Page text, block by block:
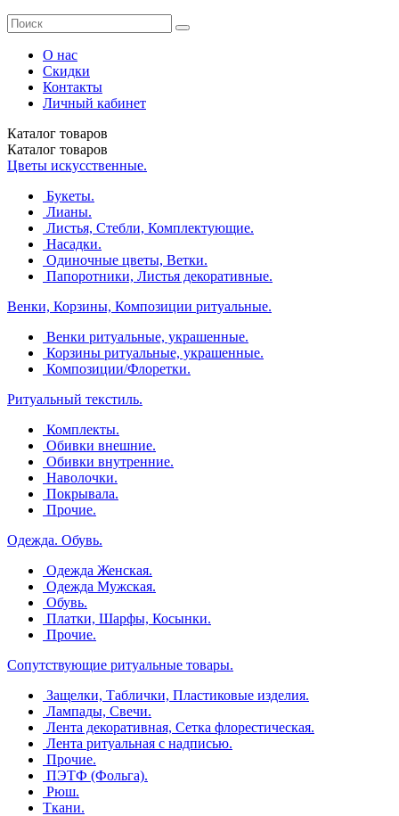
О нас
Скидки
Контакты
Личный кабинет
Каталог товаров
Каталог товаров
Цветы искусственные.
Букеты.
Лианы.
Листья, Стебли, Комплектующие.
Насадки.
Одиночные цветы, Ветки.
Папоротники, Листья декоративные.
Венки, Корзины, Композиции ритуальные.
Венки ритуальные, украшенные.
Корзины ритуальные, украшенные.
Композиции/Флоретки.
Ритуальный текстиль.
Комплекты.
Обивки внешние.
Обивки внутренние.
Наволочки.
Покрывала.
Прочие.
Одежда. Обувь.
Одежда Женская.
Одежда Мужская.
Обувь.
Платки, Шарфы, Косынки.
Прочие.
Сопутствующие ритуальные товары.
Защелки, Таблички, Пластиковые изделия.
Лампады, Свечи.
Лента декоративная, Сетка флорестическая.
Лента ритуальная с надписью.
Прочие.
ПЭТФ (Фольга).
Рюш.
Ткани.